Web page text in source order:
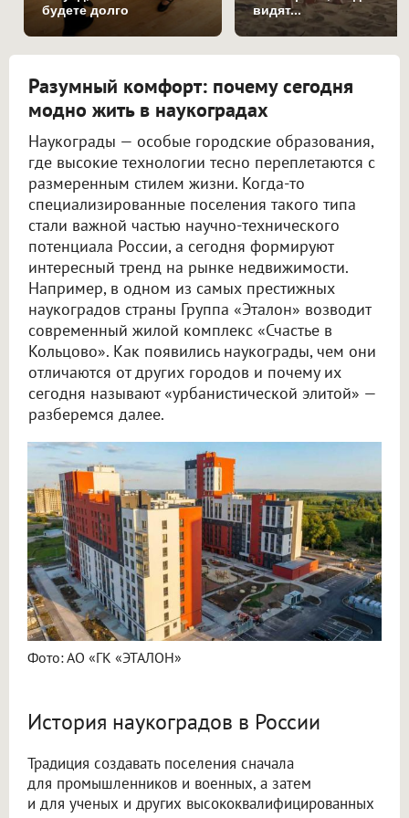
будете долго
видят...
Разумный комфорт: почему сегодня
модно жить в наукоградах
Наукограды — особые городские образования,
где высокие технологии тесно переплетаются с
размеренным стилем жизни. Когда-то
специализированные поселения такого типа
стали важной частью научно-технического
потенциала России, а сегодня формируют
интересный тренд на рынке недвижимости.
Например, в одном из самых престижных
наукоградов страны Группа «Эталон» возводит
современный жилой комплекс «Счастье в
Кольцово». Как появились наукограды, чем они
отличаются от других городов и почему их
сегодня называют «урбанистической элитой» —
разберемся далее.
Фото: АО «ГК «ЭТАЛОН»
История наукоградов в России
Традиция создавать поселения сначала
для промышленников и военных, а затем
и для ученых и других высококвалифицированных